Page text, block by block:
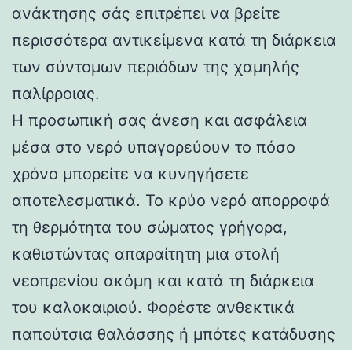
ανάκτησης σάς επιτρέπει να βρείτε
περισσότερα αντικείμενα κατά τη διάρκεια
των σύντομων περιόδων της χαμηλής
παλίρροιας.
Η προσωπική σας άνεση και ασφάλεια
μέσα στο νερό υπαγορεύουν το πόσο
χρόνο μπορείτε να κυνηγήσετε
αποτελεσματικά. Το κρύο νερό απορροφά
τη θερμότητα του σώματος γρήγορα,
καθιστώντας απαραίτητη μια στολή
νεοπρενίου ακόμη και κατά τη διάρκεια
του καλοκαιριού. Φορέστε ανθεκτικά
παπούτσια θαλάσσης ή μπότες κατάδυσης